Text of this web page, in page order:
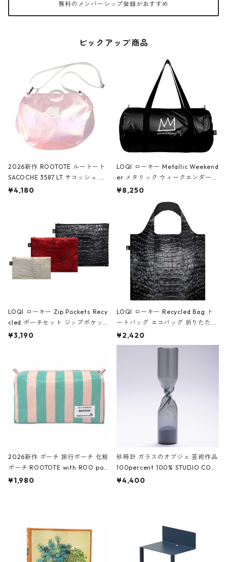
無料のメンバーシップ登録がおすすめ
ピックアップ商品
2026新作 ROOTOTE ルートート
SACOCHE 3587 LT.サコッシュ.ル
ミエ-B ショルダーバッグ グロスピ
¥4,180
LOQI ローキー Metallic Weekend
er メタリック ウィークエンダー
ボストンバッグ ショルダーバッグ
Black ジャン=ミッシェル・バスキ
ア/クラウン ブラック
¥8,250
LOQI ローキー Zip Pockets Recy
cled ポーチセット ジップポケット
ファスナーポーチ 撥水加工 トラベ
ーガンディー、オフホワイト
¥3,190
LOQI ローキー Recycled Bag ト
ートバッグ エコバッグ 折りたたみ
大きめ 撥水加工 収納ポーチ CRO
CODILE/Black クロコダイル/ブラ
¥2,420
2026新作 ポーチ 旅行ポーチ 化粧
ポーチ ROOTOTE with ROO pou
ch 3532 ルートート WR.ポーチ.ラ
¥1,980
砂時計 ガラスのオブジェ 芸術作品
100percent 100% STUDIO COH
AKU Timeless 100パーセント ス
¥4,400